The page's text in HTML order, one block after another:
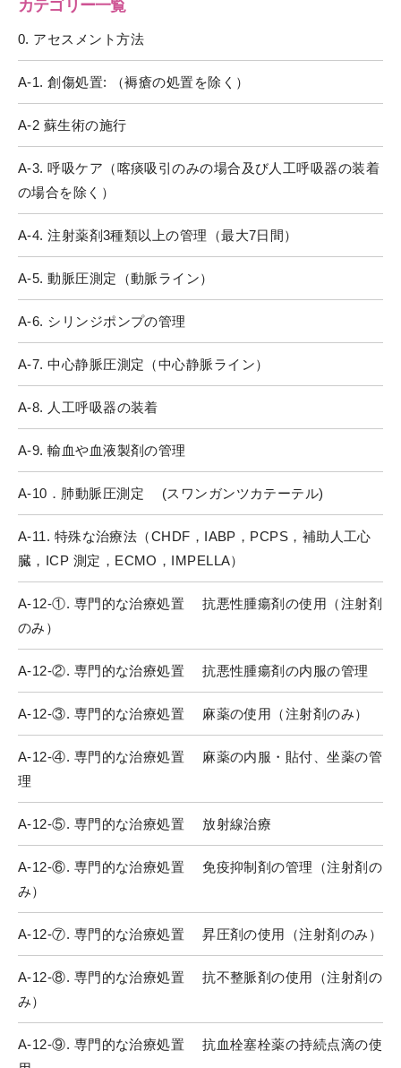
カテゴリー一覧
0. アセスメント方法
A-1. 創傷処置: （褥瘡の処置を除く）
A-2 蘇生術の施行
A-3. 呼吸ケア（喀痰吸引のみの場合及び人工呼吸器の装着
の場合を除く）
A-4. 注射薬剤3種類以上の管理（最大7日間）
A-5. 動脈圧測定（動脈ライン）
A-6. シリンジポンプの管理
A-7. 中心静脈圧測定（中心静脈ライン）
A-8. 人工呼吸器の装着
A-9. 輸血や血液製剤の管理
A-10．肺動脈圧測定 (スワンガンツカテーテル)
A-11. 特殊な治療法（CHDF，IABP，PCPS，補助人工心
臓，ICP 測定，ECMO，IMPELLA）
A-12-①. 専門的な治療処置 抗悪性腫瘍剤の使用（注射剤
のみ）
A-12-②. 専門的な治療処置 抗悪性腫瘍剤の内服の管理
A-12-③. 専門的な治療処置 麻薬の使用（注射剤のみ）
A-12-④. 専門的な治療処置 麻薬の内服・貼付、坐薬の管
理
A-12-⑤. 専門的な治療処置 放射線治療
A-12-⑥. 専門的な治療処置 免疫抑制剤の管理（注射剤の
み）
A-12-⑦. 専門的な治療処置 昇圧剤の使用（注射剤のみ）
A-12-⑧. 専門的な治療処置 抗不整脈剤の使用（注射剤の
み）
A-12-⑨. 専門的な治療処置 抗血栓塞栓薬の持続点滴の使